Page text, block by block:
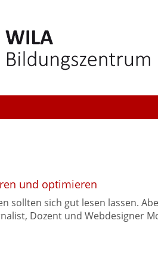
und optimieren
sollten sich gut lesen lassen.
Dozent und Webdesigner